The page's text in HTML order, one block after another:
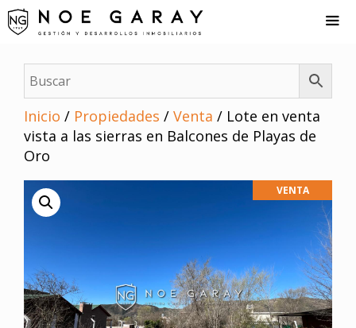
Saltar
al
Inicio / Propiedades / Venta / Lote en venta
vista a las sierras en Balcones de Playas de
Oro
VENTA